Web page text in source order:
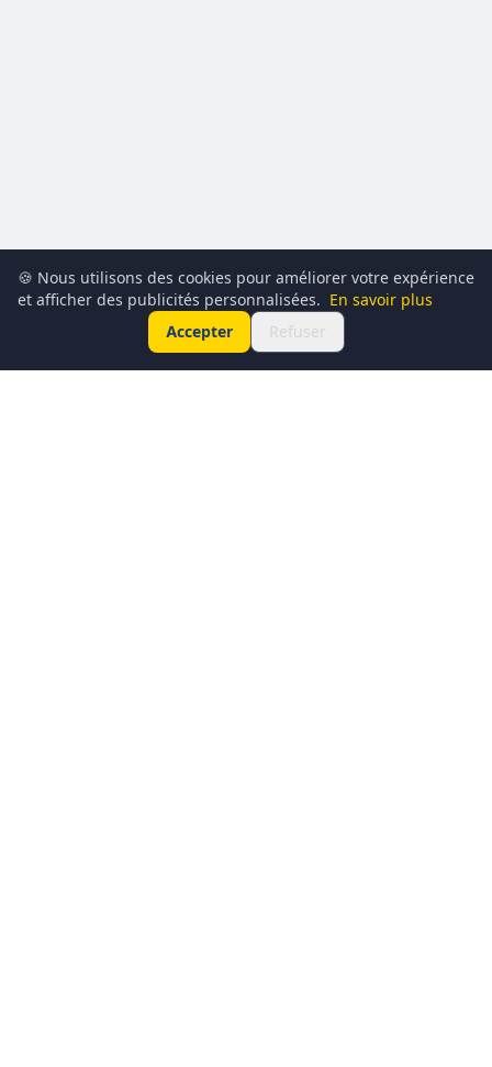
🍪 Nous utilisons des cookies pour améliorer votre expérience
et afficher des publicités personnalisées. En savoir plus
Accepter
Refuser